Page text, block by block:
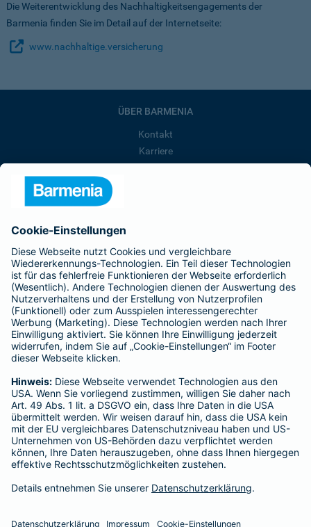
Die Weiterentwicklung des Nachhaltigkeitsengagements der
Barmenia finden Sie im Detail auf der Internetseite:
www.nachhaltige.versicherung
ÜBER BARMENIA
Kontakt
Karriere
Barmenia ist Teil der BarmeniaGothaer
BELIEBTE SEITEN
Kranken-Zusatzversicherung
Tierversicherungen
Haftpflichtversicherung
Hausratversicherung
Adresse ändern
Schaden melden
Kilometerstandsmeldung
Serviceübersicht